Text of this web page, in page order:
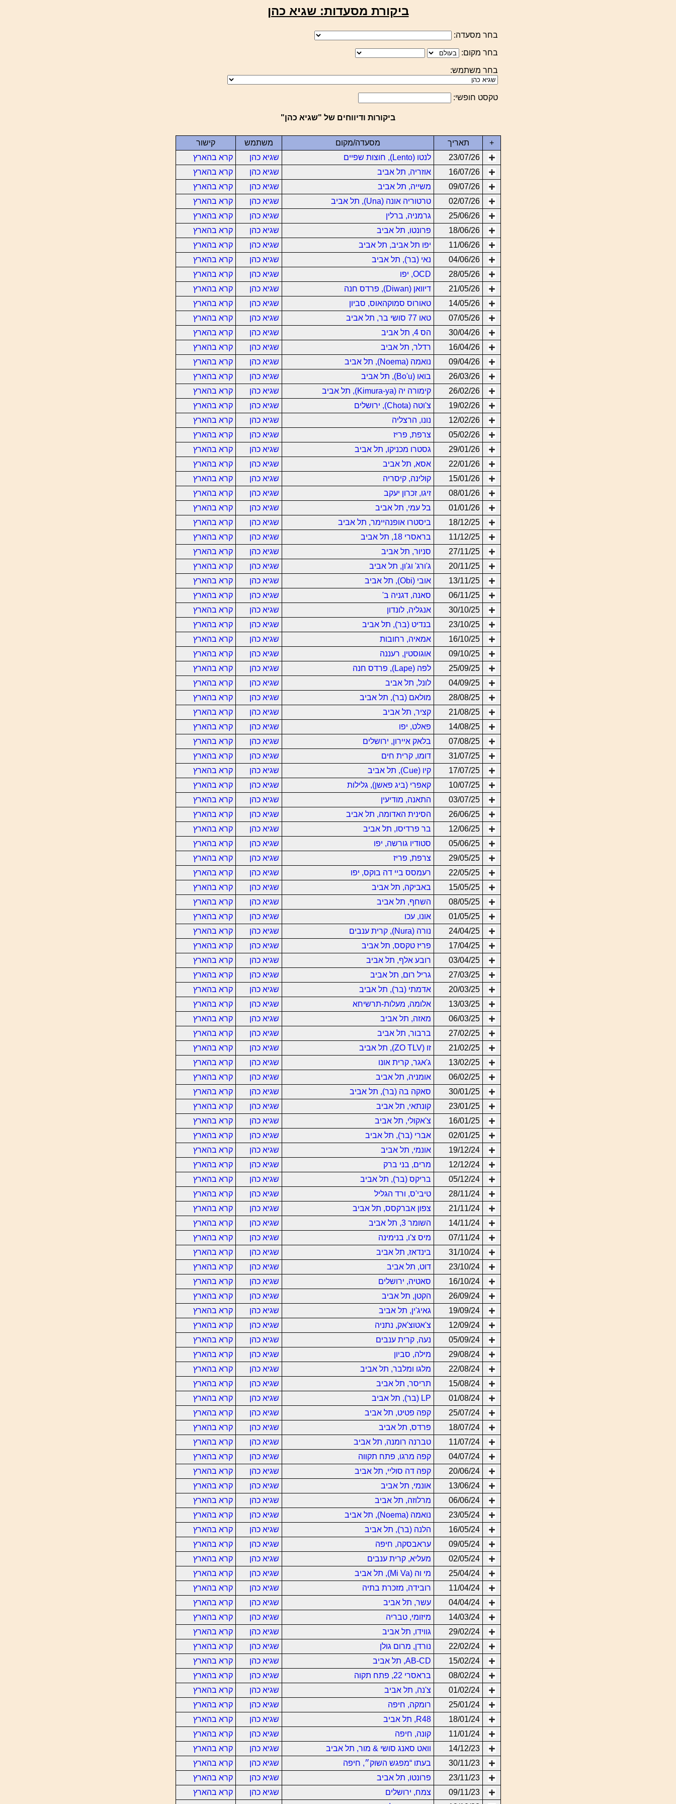
ביקורת מסעדות: שגיא כהן
בחר מסעדה:
בחר מקום:
בחר משתמש:
טקסט חופשי:
ביקורות ודיווחים של "שגיא כהן"
+ תאריך מסעדה/מקום משתמש
קישור
23/07/26
לנטו (Lento), חוצות שפיים שגיא כהן
קרא בהארץ
16/07/26
אוזריה, תל אביב שגיא כהן
קרא בהארץ
09/07/26
משייה, תל אביב שגיא כהן
קרא בהארץ
02/07/26
טרטוריה אונה (Una), תל אביב שגיא כהן
קרא בהארץ
25/06/26
גרמניה, ברלין שגיא כהן
קרא בהארץ
18/06/26
פרונטו, תל אביב שגיא כהן
קרא בהארץ
11/06/26
יפו תל אביב, תל אביב שגיא כהן
קרא בהארץ
04/06/26
נאי (בר), תל אביב שגיא כהן
קרא בהארץ
28/05/26
OCD, יפו שגיא כהן
קרא בהארץ
21/05/26
דיוואן (Diwan), פרדס חנה שגיא כהן
קרא בהארץ
14/05/26
טאורוס סמוקהאוס, סביון שגיא כהן
קרא בהארץ
07/05/26
טאו 77 סושי בר, תל אביב שגיא כהן
קרא בהארץ
30/04/26
הס 4, תל אביב שגיא כהן
קרא בהארץ
16/04/26
רדלר, תל אביב שגיא כהן
קרא בהארץ
09/04/26
נואמה (Noema), תל אביב שגיא כהן
קרא בהארץ
26/03/26
בואו (Bo'u), תל אביב שגיא כהן
קרא בהארץ
26/02/26
קימורה יה (Kimura-ya), תל אביב שגיא כהן
קרא בהארץ
19/02/26
צ'וטה (Chota), ירושלים שגיא כהן
קרא בהארץ
12/02/26
נונו, הרצליה שגיא כהן
קרא בהארץ
05/02/26
צרפת, פריז שגיא כהן
קרא בהארץ
29/01/26
גסטרו מכניקו, תל אביב שגיא כהן
קרא בהארץ
22/01/26
אסא, תל אביב שגיא כהן
קרא בהארץ
15/01/26
קולינה, קיסריה שגיא כהן
קרא בהארץ
08/01/26
זיגו, זכרון יעקב שגיא כהן
קרא בהארץ
01/01/26
בל עמי, תל אביב שגיא כהן
קרא בהארץ
18/12/25
ביסטרו אופנהיימר, תל אביב שגיא כהן
קרא בהארץ
11/12/25
בראסרי 18, תל אביב שגיא כהן
קרא בהארץ
27/11/25
סניור, תל אביב שגיא כהן
קרא בהארץ
20/11/25
ג'ורג' וג'ון, תל אביב שגיא כהן
קרא בהארץ
13/11/25
אובי (Obi), תל אביב שגיא כהן
קרא בהארץ
06/11/25
סאנה, דגניה ב' שגיא כהן
קרא בהארץ
30/10/25
אנגליה, לונדון שגיא כהן
קרא בהארץ
23/10/25
בנדיט (בר), תל אביב שגיא כהן
קרא בהארץ
16/10/25
אמאיה, רחובות שגיא כהן
קרא בהארץ
09/10/25
אוגוסטין, רעננה שגיא כהן
קרא בהארץ
25/09/25
לפה (Lape), פרדס חנה שגיא כהן
קרא בהארץ
04/09/25
לונל, תל אביב שגיא כהן
קרא בהארץ
28/08/25
מולאם (בר), תל אביב שגיא כהן
קרא בהארץ
21/08/25
קציר, תל אביב שגיא כהן
קרא בהארץ
14/08/25
פאלט, יפו שגיא כהן
קרא בהארץ
07/08/25
בלאק איירון, ירושלים שגיא כהן
קרא בהארץ
31/07/25
דומו, קרית חים שגיא כהן
קרא בהארץ
17/07/25
קיו (Cue), תל אביב שגיא כהן
קרא בהארץ
10/07/25
קאפרי (ביג פאשן), גלילות שגיא כהן
קרא בהארץ
03/07/25
התאנה, מודיעין שגיא כהן
קרא בהארץ
26/06/25
הסינית האדומה, תל אביב שגיא כהן
קרא בהארץ
12/06/25
בר פרדיסו, תל אביב שגיא כהן
קרא בהארץ
05/06/25
סטודיו גורשה, יפו שגיא כהן
קרא בהארץ
29/05/25
צרפת, פריז שגיא כהן
קרא בהארץ
22/05/25
רעמסס ביי דה בוקס, יפו שגיא כהן
קרא בהארץ
15/05/25
באביקה, תל אביב שגיא כהן
קרא בהארץ
08/05/25
השחף, תל אביב שגיא כהן
קרא בהארץ
01/05/25
אונו, עכו שגיא כהן
קרא בהארץ
24/04/25
נורה (Nura), קרית ענבים שגיא כהן
קרא בהארץ
17/04/25
פריז טקסס, תל אביב שגיא כהן
קרא בהארץ
03/04/25
רובע אלף, תל אביב שגיא כהן
קרא בהארץ
27/03/25
גריל רום, תל אביב שגיא כהן
קרא בהארץ
20/03/25
אדמתי (בר), תל אביב שגיא כהן
קרא בהארץ
13/03/25
אלומה, מעלות-תרשיחא שגיא כהן
קרא בהארץ
06/03/25
מאזה, תל אביב שגיא כהן
קרא בהארץ
27/02/25
ברבור, תל אביב שגיא כהן
קרא בהארץ
21/02/25
זו (ZO TLV), תל אביב שגיא כהן
קרא בהארץ
13/02/25
ג'אגר, קרית אונו שגיא כהן
קרא בהארץ
06/02/25
אומניה, תל אביב שגיא כהן
קרא בהארץ
30/01/25
סאקה בה (בר), תל אביב שגיא כהן
קרא בהארץ
23/01/25
קונתאי, תל אביב שגיא כהן
קרא בהארץ
16/01/25
צ'אקולי, תל אביב שגיא כהן
קרא בהארץ
02/01/25
אברי (בר), תל אביב שגיא כהן
קרא בהארץ
19/12/24
אונמי, תל אביב שגיא כהן
קרא בהארץ
12/12/24
מרים, בני ברק שגיא כהן
קרא בהארץ
05/12/24
בריקס (בר), תל אביב שגיא כהן
קרא בהארץ
28/11/24
טיבי'ס, ורד הגליל שגיא כהן
קרא בהארץ
21/11/24
צפון אברקסס, תל אביב שגיא כהן
קרא בהארץ
14/11/24
השומר 3, תל אביב שגיא כהן
קרא בהארץ
07/11/24
מיס צ'ו, בנימינה שגיא כהן
קרא בהארץ
31/10/24
בינדאז, תל אביב שגיא כהן
קרא בהארץ
23/10/24
דוט, תל אביב שגיא כהן
קרא בהארץ
16/10/24
סאטיה, ירושלים שגיא כהן
קרא בהארץ
26/09/24
הקטן, תל אביב שגיא כהן
קרא בהארץ
19/09/24
גאיג'ין, תל אביב שגיא כהן
קרא בהארץ
12/09/24
צ'אטוצ'אק, נתניה שגיא כהן
קרא בהארץ
05/09/24
נעה, קרית ענבים שגיא כהן
קרא בהארץ
29/08/24
מילה, סביון שגיא כהן
קרא בהארץ
22/08/24
מלגו ומלבר, תל אביב שגיא כהן
קרא בהארץ
15/08/24
תריסר, תל אביב שגיא כהן
קרא בהארץ
01/08/24
LP (בר), תל אביב שגיא כהן
קרא בהארץ
25/07/24
קפה פטיט, תל אביב שגיא כהן
קרא בהארץ
18/07/24
פרדס, תל אביב שגיא כהן
קרא בהארץ
11/07/24
טברנה רומנה, תל אביב שגיא כהן
קרא בהארץ
04/07/24
קפה מרגו, פתח תקווה שגיא כהן
קרא בהארץ
20/06/24
קפה דה סוליי, תל אביב שגיא כהן
קרא בהארץ
13/06/24
אונמי, תל אביב שגיא כהן
קרא בהארץ
06/06/24
מרלוזה, תל אביב שגיא כהן
קרא בהארץ
23/05/24
נואמה (Noema), תל אביב שגיא כהן
קרא בהארץ
16/05/24
הלנה (בר), תל אביב שגיא כהן
קרא בהארץ
09/05/24
עראבסקה, חיפה שגיא כהן
קרא בהארץ
02/05/24
מעליא, קרית ענבים שגיא כהן
קרא בהארץ
25/04/24
מי וה (Mi Va), תל אביב שגיא כהן
קרא בהארץ
11/04/24
רובידה, מזכרת בתיה שגיא כהן
קרא בהארץ
04/04/24
עשר, תל אביב שגיא כהן
קרא בהארץ
14/03/24
מיזומי, טבריה שגיא כהן
קרא בהארץ
29/02/24
גווידו, תל אביב שגיא כהן
קרא בהארץ
22/02/24
נורדן, מרום גולן שגיא כהן
קרא בהארץ
15/02/24
AB-CD, תל אביב שגיא כהן
קרא בהארץ
08/02/24
בראסרי 22, פתח תקוה שגיא כהן
קרא בהארץ
01/02/24
צ'נה, תל אביב שגיא כהן
קרא בהארץ
25/01/24
רומקה, חיפה שגיא כהן
קרא בהארץ
18/01/24
R48, תל אביב שגיא כהן
קרא בהארץ
11/01/24
קונה, חיפה שגיא כהן
קרא בהארץ
14/12/23
וואט סאנג סושי & מור, תל אביב שגיא כהן
קרא בהארץ
30/11/23
בעתו “מפגש השוק״, חיפה שגיא כהן
קרא בהארץ
23/11/23
פרונטו, תל אביב שגיא כהן
קרא בהארץ
09/11/23
צמח, ירושלים שגיא כהן
קרא בהארץ